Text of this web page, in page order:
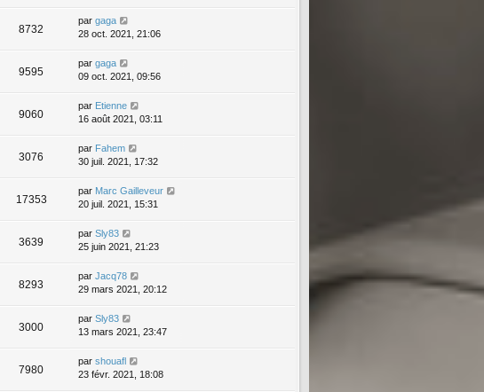
8732
par gaga
28 oct. 2021, 21:06
9595
par gaga
09 oct. 2021, 09:56
9060
par Etienne
16 août 2021, 03:11
3076
par Fahem
30 juil. 2021, 17:32
17353
par Marc Gailleveur
20 juil. 2021, 15:31
3639
par Sly83
25 juin 2021, 21:23
8293
par Jacq78
29 mars 2021, 20:12
3000
par Sly83
13 mars 2021, 23:47
7980
par shouafl
23 févr. 2021, 18:08